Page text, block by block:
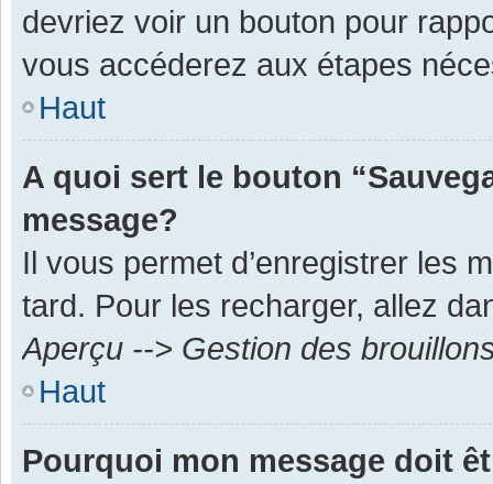
devriez voir un bouton pour
vous accéderez aux étapes
Haut
A quoi sert le bouton
message?
Il vous permet d’enregistrer les
tard. Pour les recharger, allez
Aperçu --> Gestion des
Haut
Pourquoi mon message doit